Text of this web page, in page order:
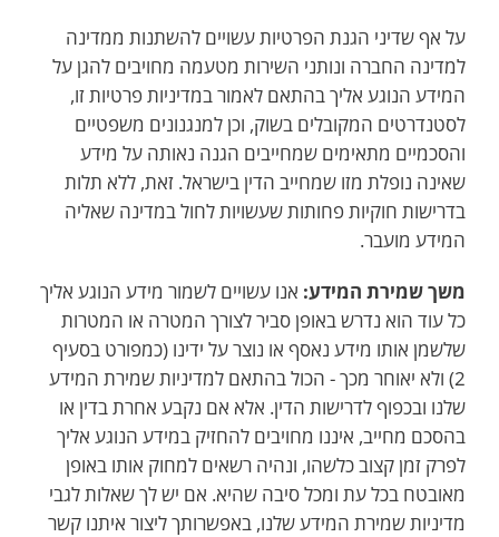
על אף שדיני הגנת הפרטיות עשויים להשתנות ממדינה
למדינה החברה ונותני השירות מטעמה מחויבים להגן על
המידע הנוגע אליך בהתאם לאמור במדיניות פרטיות זו,
לסטנדרטים המקובלים בשוק, וכן למנגנונים משפטיים
והסכמיים מתאימים שמחייבים הגנה נאותה על מידע
שאינה נופלת מזו שמחייב הדין בישראל. זאת, ללא תלות
בדרישות חוקיות פחותות שעשויות לחול במדינה שאליה
המידע מועבר.
משך שמירת המידע: אנו עשויים לשמור מידע הנוגע אליך
כל עוד הוא נדרש באופן סביר לצורך המטרה או המטרות
שלשמן אותו מידע נאסף או נוצר על ידינו (כמפורט בסעיף
2) ולא יאוחר מכך - הכול בהתאם למדיניות שמירת המידע
שלנו ובכפוף לדרישות הדין. אלא אם נקבע אחרת בדין או
בהסכם מחייב, איננו מחויבים להחזיק במידע הנוגע אליך
לפרק זמן קצוב כלשהו, ונהיה רשאים למחוק אותו באופן
מאובטח בכל עת ומכל סיבה שהיא. אם יש לך שאלות לגבי
מדיניות שמירת המידע שלנו, באפשרותך ליצור איתנו קשר